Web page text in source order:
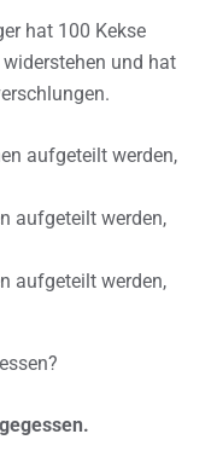
hat 100 Kekse
und hat
aufgeteilt werden,
aufgeteilt werden,
aufgeteilt werden,